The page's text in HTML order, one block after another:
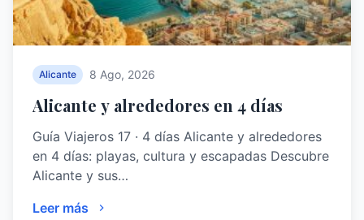
Alicante 8 Ago, 2026
Alicante y alrededores en 4 días
Guía Viajeros 17 · 4 días Alicante y alrededores
en 4 días: playas, cultura y escapadas Descubre
Alicante y sus…
Leer más